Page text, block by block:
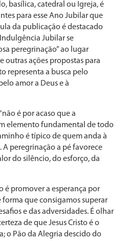
basílica, catedral ou Igreja, é
para esse Ano Jubilar que
da publicação é destacado
Jubilar se
peregrinação” ao lugar
outras ações propostas para
representa a busca pelo
amor a Deus e à
é por acaso que a
elemento fundamental de todo
é típico de quem anda à
peregrinação a pé favorece
do silêncio, do esforço, da
é promover a esperança por
que consigamos superar
e das adversidades. É olhar
de que Jesus Cristo é o
o Pão da Alegria descido do